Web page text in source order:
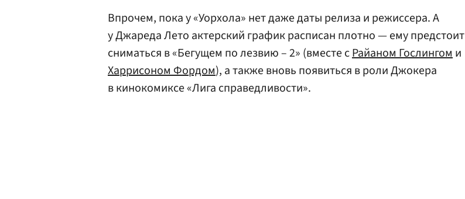
Впрочем, пока у «Уорхола» нет даже даты релиза и режиссера. А
у Джареда Лето актерский график расписан плотно — ему предстоит
сниматься в «Бегущем по лезвию – 2» (вместе сРайаном Гослингоми
Харрисоном Фордом), а также вновь появиться в роли Джокера
в кинокомиксе «Лига справедливости».